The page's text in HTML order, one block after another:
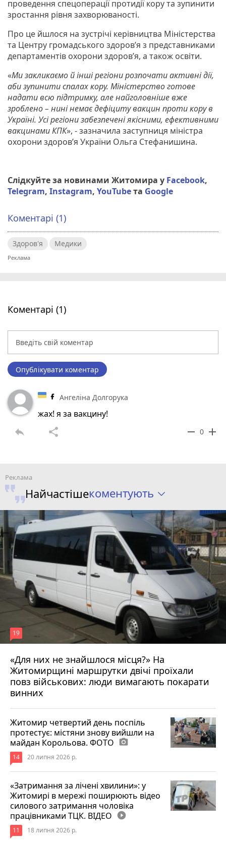
проведення спецоперації протидії кору та зупинити
зростання рівня захворюваності.
Про це йшлося на зустрічі керівництва Міністерства
та Центру громадського здоров’я з представниками
департаментів охорони здоров’я, а також освіти.
«Ми закликаємо й інші регіони розпочати активні дії,
аби зупинити спалах кору. Міністерство готове
надати всю підтримку, але найголовніше вже
зроблено – нині немає дефіциту вакцин проти кору в
Україні. Усі регіони забезпечені якісними, ефективними
вакцинами КПК», - зазначила заступниця міністра
охорони здоров’я України Ольга Стефанишина.
Слідкуйте за новинами Житомира у Facebook,
Telegram, Instagram, YouTubeта Google
Коментарі (1)
Здоров'я Медики
Коментарі (1)
Опублікувати коментар
Ангеліна Долгорука
жах! я за вакцину!
reply share remove 0 add
Найчастішекоментують
«Для них не знайшлося місця?» На
Житомирщині маршрутки двічі проїхали
повз військових: люди вимагають покарати
винних
19
17 липня 2026 р.
Житомир четвертий день поспіль
протестує: містяни знову вийшли на
майдан Корольова. ФОТО photo_camera
14 20 липня 2026 р.
«Затримання за лічені хвилини»: у
Житомирі в мережі поширюють відео
силового затримання чоловіка
працівниками ТЦК. ВІДЕО play_circle_filled
11 18 липня 2026 р.